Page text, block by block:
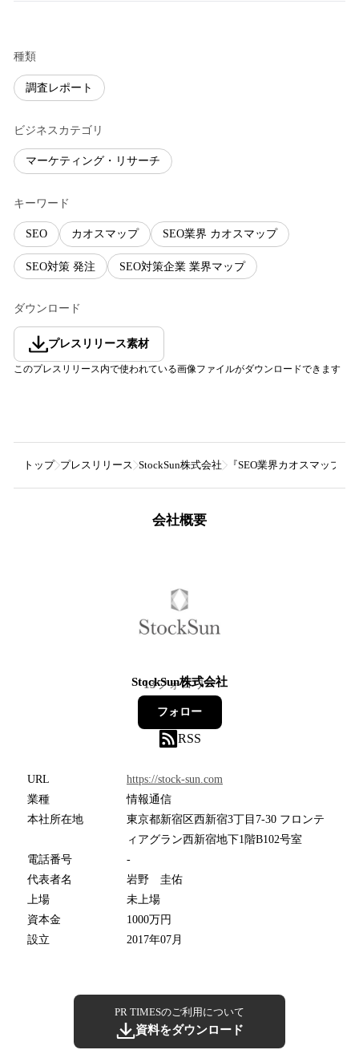
種類
調査レポート
ビジネスカテゴリ
マーケティング・リサーチ
キーワード
SEO カオスマップ SEO業界 カオスマップ
SEO対策 発注 SEO対策企業 業界マップ
ダウンロード
プレスリリース素材
このプレスリリース内で使われている画像ファイルがダウンロードできます
トップ プレスリリース StockSun株式会社 『SEO業界カオスマップ
会社概要
StockSun株式会社
13フォロワー
フォロー
RSS
URL
https://stock-sun.com
業種
情報通信
本社所在地
東京都新宿区西新宿3丁目7-30 フロンテ
ィアグラン西新宿地下1階B102号室
電話番号
-
代表者名
岩野 圭佑
上場
未上場
資本金
1000万円
設立
2017年07月
PR TIMESのご利用について
資料をダウンロード